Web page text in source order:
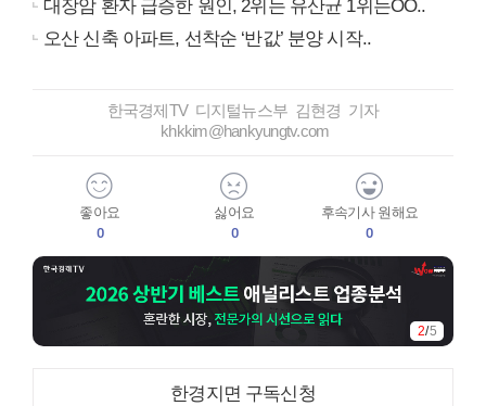
대장암 환자 급증한 원인, 2위는 유산균 1위는OO..
오산 신축 아파트, 선착순 ‘반값’ 분양 시작..
한국경제TV 디지털뉴스부 김현경 기자
khkkim@hankyungtv.com
좋아요
0
싫어요
0
후속기사 원해요
0
2/5
한경지면 구독신청